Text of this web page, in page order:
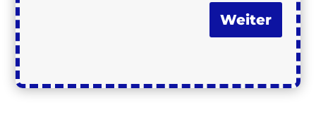
Weiter